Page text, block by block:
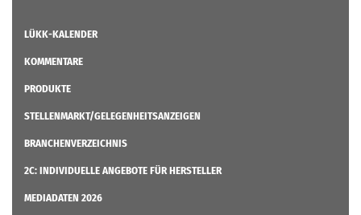
LÜKK-KALENDER
KOMMENTARE
PRODUKTE
STELLENMARKT/GELEGENHEITSANZEIGEN
BRANCHENVERZEICHNIS
2C: INDIVIDUELLE ANGEBOTE FÜR HERSTELLER
MEDIADATEN 2026